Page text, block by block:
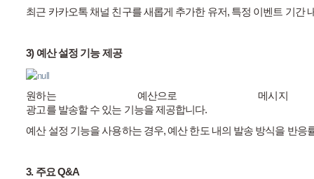
최근 카카오톡채널 친구를 새롭게 추가한 유저, 특정 이벤트 기간
3)예산설정 기능 제공
원하는 예산으로
메시지
광고를 발송할 수 있는 기능을제공합니다.
예산 설정 기능을 사용하는 경우,예산 한도 내의 발송 방식을 반응
3. 주요Q&A